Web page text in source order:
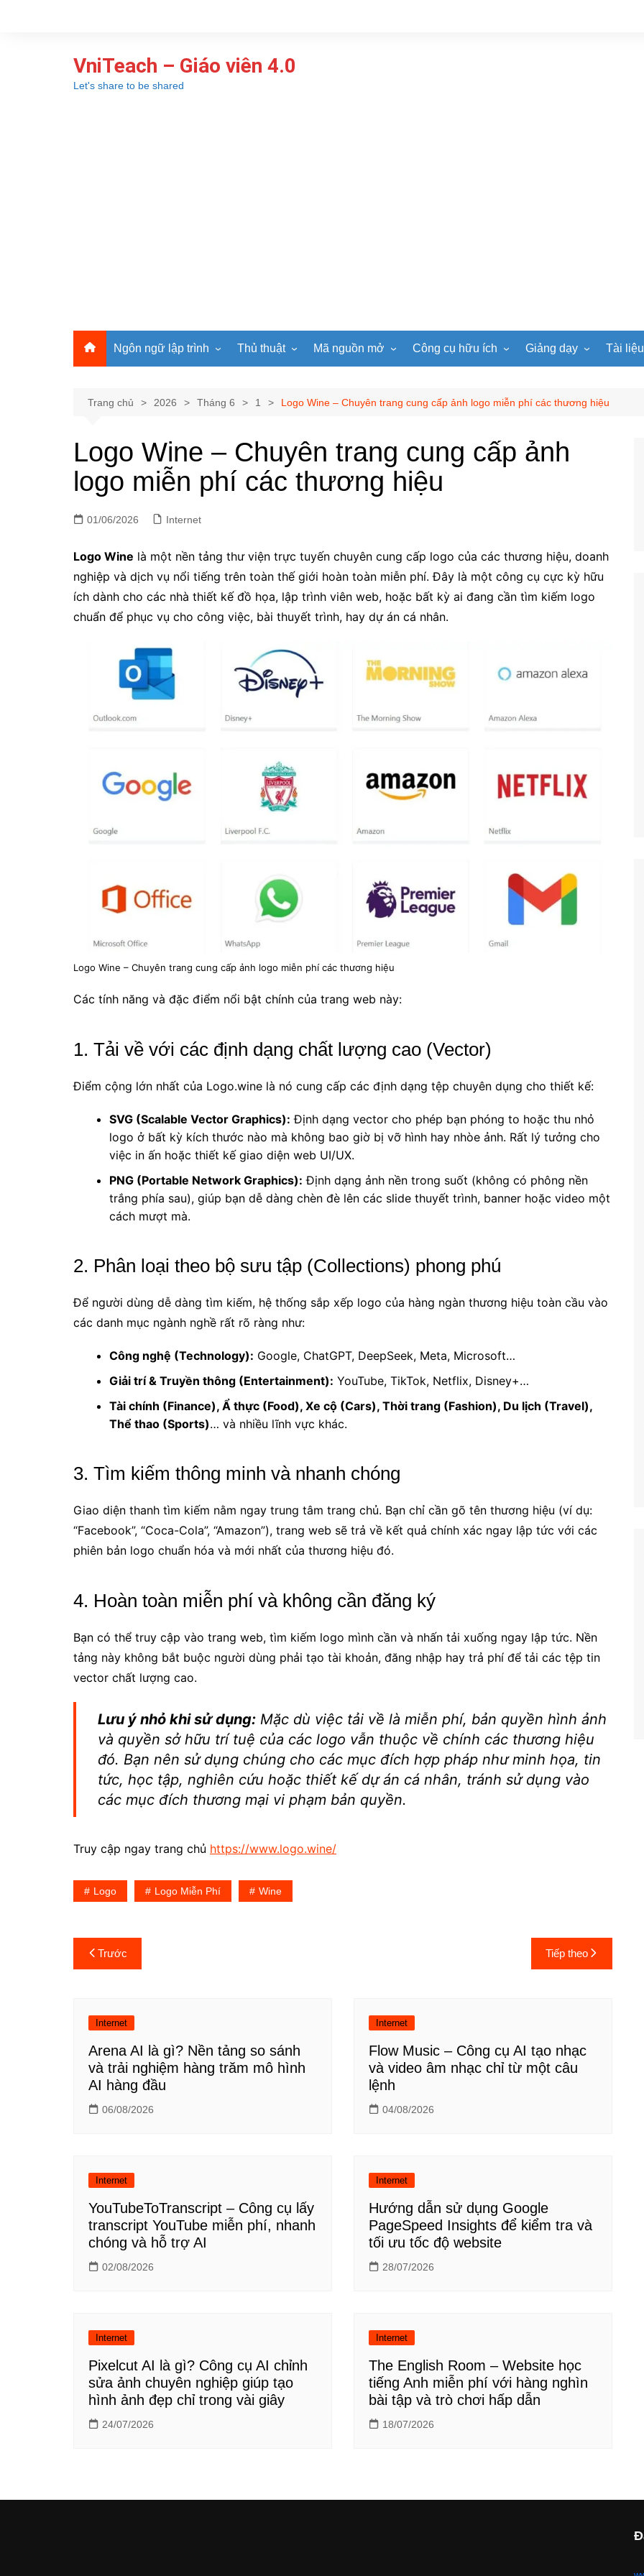
VniTeach – Giáo viên 4.0
Let's share to be shared
Ngôn ngữ lập trình
Lập trình C
Lập trình C++
Lập trình Scratch
Lập trình Web
Thủ thuật
Microsoft Excel
Windows
Internet
Viết Prompt AI
Mã nguồn mở
Joomla
EduPortal
Công cụ hữu ích
Lật mảnh ghép
Game Quay số
Tìm ô chữ
Chọn tên ngẫu nhiên
Giảng dạy
Toán học
Tiếng Anh
Địa lí
KHTN
Tài
Trang chủ 2026 Tháng 6 1 Logo Wine – Chuyên trang cung cấp ảnh logo miễn phí các thương hiệu
Logo Wine – Chuyên trang cung cấp ảnh
logo miễn phí các thương hiệu
01/06/2026 Internet
Logo Wine là một nền tảng thư viện trực tuyến chuyên cung cấp logo của các thương hiệu, doanh
nghiệp và dịch vụ nổi tiếng trên toàn thế giới hoàn toàn miễn phí. Đây là một công cụ cực kỳ hữu
ích dành cho các nhà thiết kế đồ họa, lập trình viên web, hoặc bất kỳ ai đang cần tìm kiếm logo
chuẩn để phục vụ cho công việc, bài thuyết trình, hay dự án cá nhân.
Logo Wine – Chuyên trang cung cấp ảnh logo miễn phí các thương hiệu
Các tính năng và đặc điểm nổi bật chính của trang web này:
1. Tải về với các định dạng chất lượng cao (Vector)
Điểm cộng lớn nhất của Logo.wine là nó cung cấp các định dạng tệp chuyên dụng cho thiết kế:
SVG (Scalable Vector Graphics): Định dạng vector cho phép bạn phóng to hoặc thu nhỏ
logo ở bất kỳ kích thước nào mà không bao giờ bị vỡ hình hay nhòe ảnh. Rất lý tưởng cho
việc in ấn hoặc thiết kế giao diện web UI/UX.
PNG (Portable Network Graphics): Định dạng ảnh nền trong suốt (không có phông nền
trắng phía sau), giúp bạn dễ dàng chèn đè lên các slide thuyết trình, banner hoặc video một
cách mượt mà.
2. Phân loại theo bộ sưu tập (Collections) phong phú
Để người dùng dễ dàng tìm kiếm, hệ thống sắp xếp logo của hàng ngàn thương hiệu toàn cầu vào
các danh mục ngành nghề rất rõ ràng như:
Công nghệ (Technology): Google, ChatGPT, DeepSeek, Meta, Microsoft…
Giải trí & Truyền thông (Entertainment): YouTube, TikTok, Netflix, Disney+…
Tài chính (Finance), Ẩ thực (Food), Xe cộ (Cars), Thời trang (Fashion), Du lịch (Travel),
Thể thao (Sports)… và nhiều lĩnh vực khác.
3. Tìm kiếm thông minh và nhanh chóng
Giao diện thanh tìm kiếm nằm ngay trung tâm trang chủ. Bạn chỉ cần gõ tên thương hiệu (ví dụ:
“Facebook”, “Coca-Cola”, “Amazon”), trang web sẽ trả về kết quả chính xác ngay lập tức với các
phiên bản logo chuẩn hóa và mới nhất của thương hiệu đó.
4. Hoàn toàn miễn phí và không cần đăng ký
Bạn có thể truy cập vào trang web, tìm kiếm logo mình cần và nhấn tải xuống ngay lập tức. Nền
tảng này không bắt buộc người dùng phải tạo tài khoản, đăng nhập hay trả phí để tải các tệp tin
vector chất lượng cao.
Lưu ý nhỏ khi sử dụng: Mặc dù việc tải về là miễn phí, bản quyền hình ảnh
và quyền sở hữu trí tuệ của các logo vẫn thuộc về chính các thương hiệu
đó. Bạn nên sử dụng chúng cho các mục đích hợp pháp như minh họa, tin
tức, học tập, nghiên cứu hoặc thiết kế dự án cá nhân, tránh sử dụng vào
các mục đích thương mại vi phạm bản quyền.
Truy cập ngay trang chủ https://www.logo.wine/
Logo Logo Miễn Phí Wine
Điều
hướng
viết
Trước Tiếp theo
Internet
Arena AI là gì? Nền tảng so sánh
và trải nghiệm hàng trăm mô hình
AI hàng đầu
06/08/2026
Internet
Flow Music – Công cụ AI tạo nhạc
và video âm nhạc chỉ từ một câu
lệnh
04/08/2026
Internet
YouTubeToTranscript – Công cụ lấy
transcript YouTube miễn phí, nhanh
chóng và hỗ trợ AI
02/08/2026
Internet
Hướng dẫn sử dụng Google
PageSpeed Insights để kiểm tra và
tối ưu tốc độ website
28/07/2026
Internet
Pixelcut AI là gì? Công cụ AI chỉnh
sửa ảnh chuyên nghiệp giúp tạo
hình ảnh đẹp chỉ trong vài giây
24/07/2026
Internet
The English Room – Website học
tiếng Anh miễn phí với hàng nghìn
bài tập và trò chơi hấp dẫn
18/07/2026